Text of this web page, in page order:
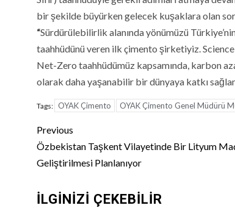
bir şekilde büyürken gelecek kuşaklara olan
“Sürdürülebilirlik alanında yönümüzü
taahhüdünü veren ilk çimento şirketiyiz.
Net-Zero taahhüdümüz kapsamında, karbon
olarak daha yaşanabilir bir dünyaya katkı
Tags: OYAK Çimento OYAK Çimento Genel Müdürü
Continue
Reading
Previous
Özbekistan Taşkent Vilayetinde Bir Lityum
Geliştirilmesi Planlanıyor
İLGINIZI ÇEKEBILIR